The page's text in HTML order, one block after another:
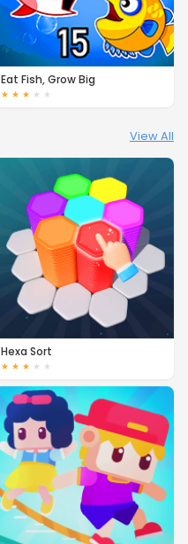
Eat Fish, Grow Big
★ ★ ★ ★ ★
View All
Hexa Sort
★ ★ ★ ★ ★